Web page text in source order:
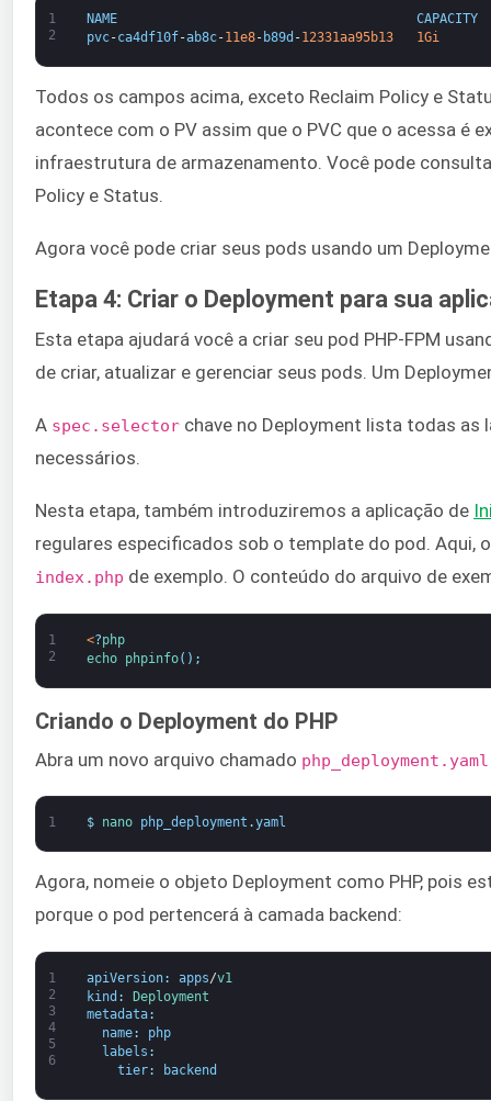
1
2
NAME
CAPACITY
pvc-ca4df10f-ab8c-11e8- b89d -12331aa95b13 1Gi
Todos os campos acima, exceto Reclaim Policy e
acontece com o PV assim que o PVC que o acessa é
infraestrutura de armazenamento. Você pode
Policy e Status.
Agora você pode criar seus pods usando um
Etapa 4: Criar o Deployment para sua
Esta etapa ajudará você a criar seu pod PHP-FPM
de criar, atualizar e gerenciar seus pods. Um
A spec.selector chave no Deployment lista todas as
necessários.
Nesta etapa, também introduziremos a aplicação de
regulares especificados sob o template do pod.
index.php de exemplo. O conteúdo do arquivo de
1
2
<?php
echo phpinfo( ) ;
Criando o Deployment do PHP
Abra um novo arquivo chamado php_deployment.yaml
1 $ nano php_deployment .yaml
Agora, nomeie o objeto Deployment como PHP, pois
porque o pod pertencerá à camada backend:
1
2
3
4
5
6
apiVersion: apps/v1
kind :
Deployment
metadata:
name:
php
labels :
tier: backend